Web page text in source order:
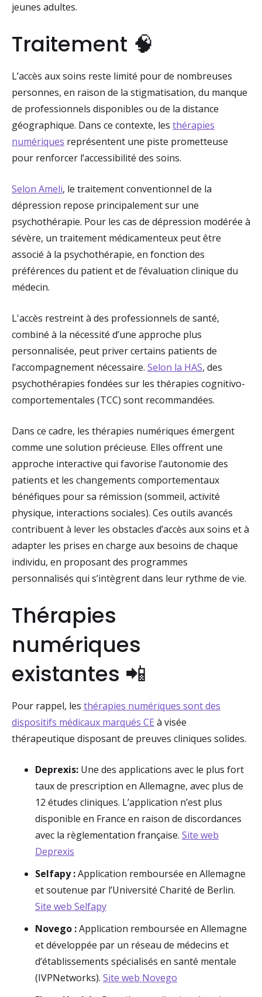
jeunes adultes.
Traitement 🧠
L’accès aux soins reste limité pour de nombreuses
personnes, en raison de la stigmatisation, du manque
de professionnels disponibles ou de la distance
géographique. Dans ce contexte, les thérapies
numériques représentent une piste prometteuse
pour renforcer l’accessibilité des soins.
Selon Ameli, le traitement conventionnel de la
dépression repose principalement sur une
psychothérapie. Pour les cas de dépression modérée à
sévère, un traitement médicamenteux peut être
associé à la psychothérapie, en fonction des
préférences du patient et de l’évaluation clinique du
médecin.
L'accès restreint à des professionnels de santé,
combiné à la nécessité d’une approche plus
personnalisée, peut priver certains patients de
l’accompagnement nécessaire. Selon la HAS, des
psychothérapies fondées sur les thérapies cognitivo-
comportementales (TCC) sont recommandées.
Dans ce cadre, les thérapies numériques émergent
comme une solution précieuse. Elles offrent une
approche interactive qui favorise l’autonomie des
patients et les changements comportementaux
bénéfiques pour sa rémission (sommeil, activité
physique, interactions sociales). Ces outils avancés
contribuent à lever les obstacles d’accès aux soins et à
adapter les prises en charge aux besoins de chaque
individu, en proposant des programmes
personnalisés qui s’intègrent dans leur rythme de vie.
Thérapies
numériques
existantes 📲
Pour rappel, les thérapies numériques sont des
dispositifs médicaux marqués CE à visée
thérapeutique disposant de preuves cliniques solides.
Deprexis: Une des applications avec le plus fort
taux de prescription en Allemagne, avec plus de
12 études cliniques. L’application n’est plus
disponible en France en raison de discordances
avec la règlementation française. Site web
Deprexis
Selfapy :Application remboursée en Allemagne
et soutenue par l’Université Charité de Berlin.
Site web Selfapy
Novego :Application remboursée en Allemagne
et développée par un réseau de médecins et
d’établissements spécialisés en santé mentale
(IVPNetworks). Site web Novego